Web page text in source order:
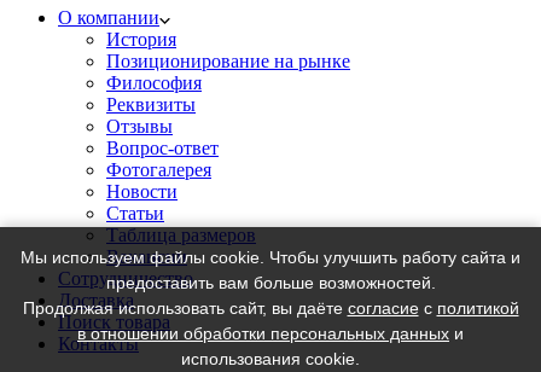
О компании
История
Позиционирование на рынке
Философия
Реквизиты
Отзывы
Вопрос-ответ
Фотогалерея
Новости
Статьи
Таблица размеров
Вакансии
Сотрудничество
Доставка
Поиск товара
Контакты
Мы используем файлы cookie. Чтобы улучшить работу сайта и
предоставить вам больше возможностей.
Продолжая использовать сайт, вы даёте согласиес политикой
в отношении обработки персональных данных и
использования cookie.